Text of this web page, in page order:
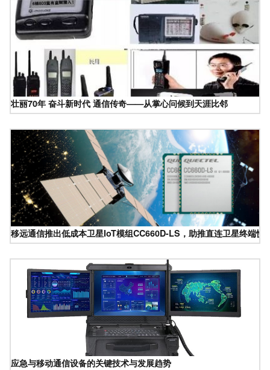
壮丽70年 奋斗新时代 通信传奇——从掌心问候到天涯比邻
移远通信推出低成本卫星IoT模组CC660D-LS，助推直连卫星终端快
应急与移动通信设备的关键技术与发展趋势